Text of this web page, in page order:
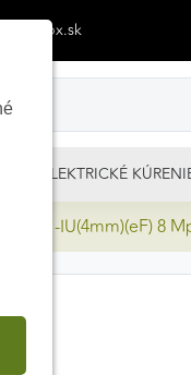
ELEKTRICKÉ
IU(4mm)(eF) 8